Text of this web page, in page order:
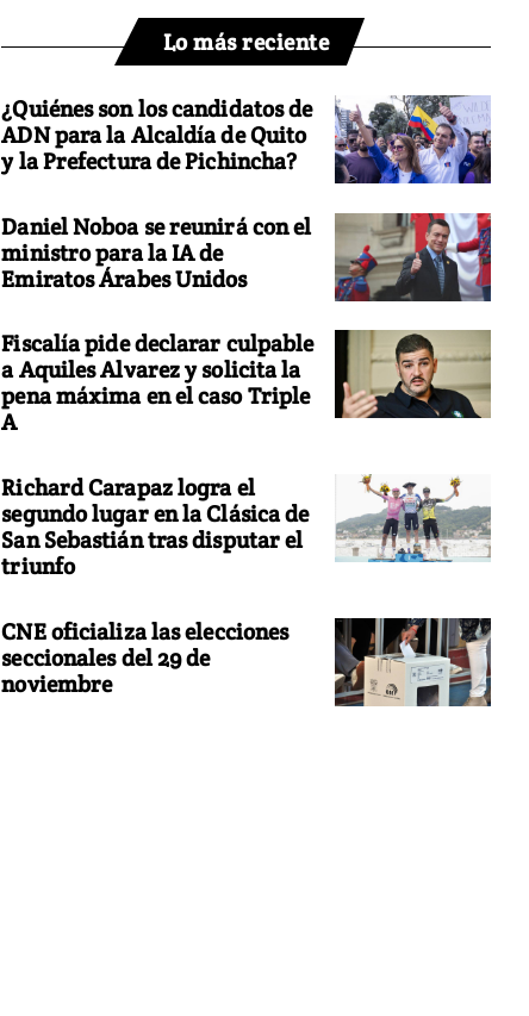
Lo más reciente
¿Quiénes son los candidatos de
ADN para la Alcaldía de Quito
y la Prefectura de Pichincha?
Daniel Noboa se reunirá con el
ministro para la IA de
Emiratos Árabes Unidos
Fiscalía pide declarar culpable
a Aquiles Alvarez y solicita la
pena máxima en el caso Triple
A
Richard Carapaz logra el
segundo lugar en la Clásica de
San Sebastián tras disputar el
triunfo
CNE oficializa las elecciones
seccionales del 29 de
noviembre